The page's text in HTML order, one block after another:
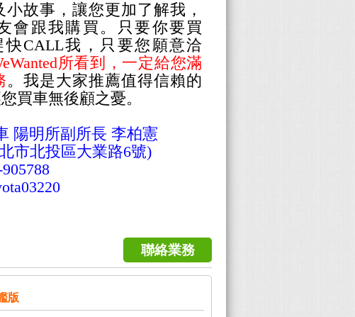
故事，讓您更加了解我，
會跟我購買。只要你要買
快CALL我，只要您願意洽
所看到，一定給您滿
。我是大家推薦值得信賴的
買車無後顧之憂。
陽明所副所長李柏憲
市北投區大業路6號)
聯絡業務
版